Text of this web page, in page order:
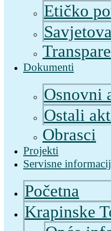
Etičko
Dokumenti
Osnovni
Ostali
Obrasci
Projekti
Servisne
Početna
Krapinske